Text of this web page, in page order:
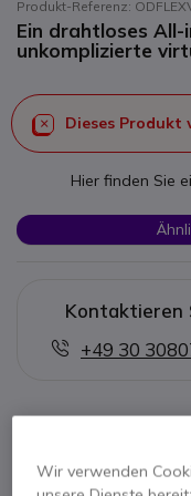
Produkt-Referenz:
Ein drahtloses
unkomplizierte
Dieses
Hier finden Sie
Kontaktieren
+49 30
Wir verwenden